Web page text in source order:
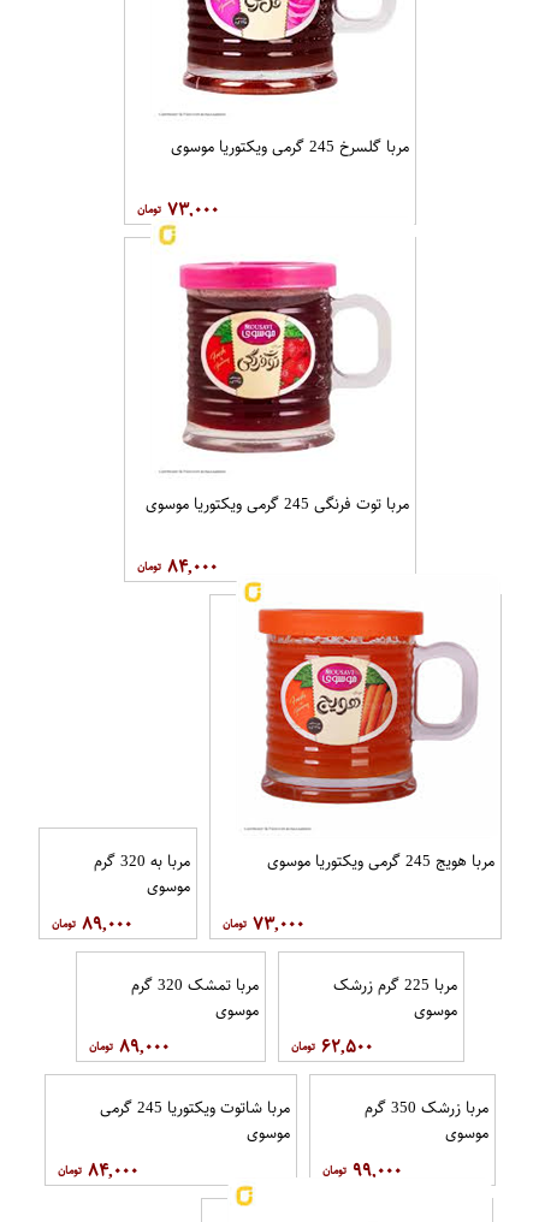
مربا گلسرخ 245 گرمی ویکتوریا موسوی
۷۳,۰۰۰
مربا توت فرنگی 245 گرمی ویکتوریا موسوی
۸۴,۰۰۰
مربا هویج 245 گرمی ویکتوریا موسوی
۷۳,۰۰۰
مربا به 320 گرم
موسوي
۸۹,۰۰۰
مربا 225 گرم زرشک
موسوي
۶۲,۵۰۰
مربا تمشک 320 گرم
موسوي
۸۹,۰۰۰
مربا زرشک 350 گرم
موسوی
۹۹,۰۰۰
مربا شاتوت ویکتوریا 245 گرمی
موسوي
۸۴,۰۰۰